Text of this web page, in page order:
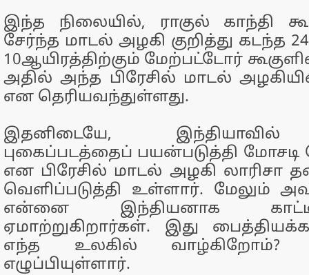
இந்த நிலையில், ராகுல் காந்தி
சேர்ந்த மாடல் அழகி குறித்து கடந்த
10ஆயிரத்திற்கும் மேற்பட்டோர்
அதில் அந்த பிரேசில் மாடல்
என தெரியவந்துள்ளது.
இதனிடையே,
புகைப்படத்தைப் பயன்படுத்தி மோசடி
என பிரேசில் மாடல் அழகி
வெளிப்படுத்தி உள்ளார். மேலும்
என்னை இந்தியனாக
ஏமாற்றுகிறார்கள். இது
எந்த உலகில்
எழுப்பியுள்ளார்.